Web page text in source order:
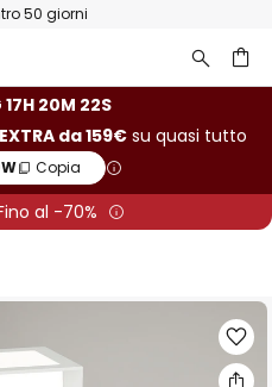
50 giorni
17H 20M 21S
da 159€su quasi tutto
Copia
al -70%